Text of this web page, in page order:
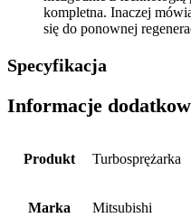
kompletna. Inaczej
się do ponownej
Specyfikacja
Informacje
Produkt Turbosprężarka
Marka Mitsubishi